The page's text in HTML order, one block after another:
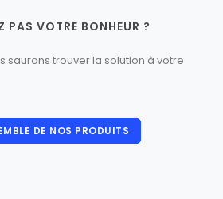
PAS VOTRE BONHEUR ?
saurons trouver la solution à votre
DE NOS PRODUITS